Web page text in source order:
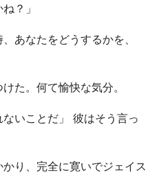
？」
あなたをどうするかを、
た。何て愉快な気分。
ないことだ」 彼はそう言っ
り、完全に寛いでジェイス